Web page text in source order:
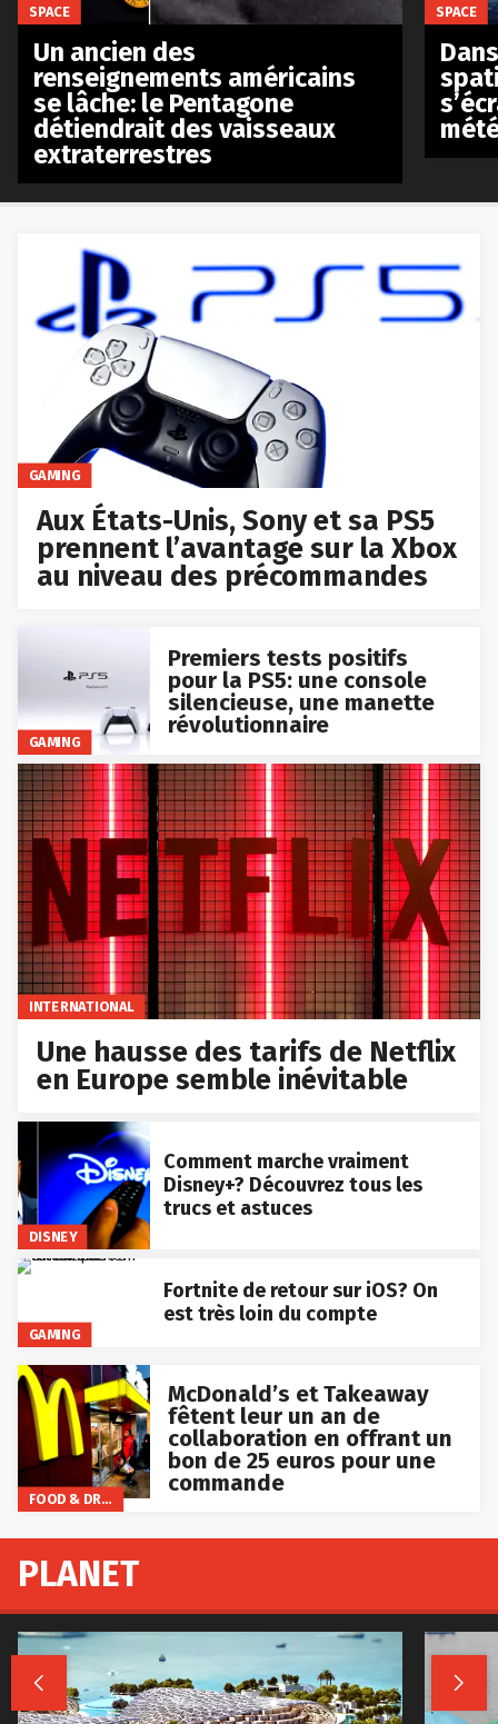
GAMING
Aux États-Unis, Sony et sa PS5
prennent l’avantage sur la Xbox
au niveau des précommandes
GAMING
Premiers tests positifs
pour la PS5: une console
silencieuse, une manette
révolutionnaire
INTERNATIONAL
Une hausse des tarifs de Netflix
en Europe semble inévitable
DISNEY
Comment marche vraiment
Disney+? Découvrez tous les
trucs et astuces
GAMING
Fortnite de retour sur iOS? On
est très loin du compte
FOOD & DRINKS
McDonald’s et Takeaway
fêtent leur un an de
collaboration en offrant un
bon de 25 euros pour une
commande
SPACE
Un ancien des
renseignements américains
se lâche: le Pentagone
détiendrait des vaisseaux
extraterrestres
SPACE
PLANET
 